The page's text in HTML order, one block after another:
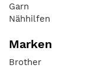
Garn
Nähhilfen
Marken
Brother